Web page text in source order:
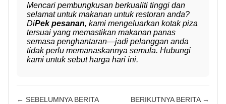
Mencari pembungkusan berkualiti tinggi dan
selamat untuk makanan untuk restoran anda?
DiPek pesanan, kami mengeluarkan kotak piza
tersuai yang memastikan makanan panas
semasa penghantaran—jadi pelanggan anda
tidak perlu memanaskannya semula. Hubungi
kami untuk sebut harga hari ini.
← SEBELUMNYA BERITA BERIKUTNYA BERITA →